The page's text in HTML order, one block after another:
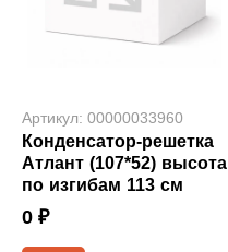
Артикул: 00000033960
Конденсатор-решетка
Атлант (107*52) высота
по изгибам 113 см
0 ₽